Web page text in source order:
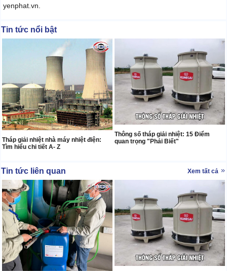
yenphat.vn.
Tin tức nổi bật
Tháp giải nhiệt nhà máy nhiệt điện:
Tìm hiểu chi tiết A- Z
Thông số tháp giải nhiệt: 15 Điểm
quan trọng "Phải Biết"
Tin tức liên quan Xem tất cả